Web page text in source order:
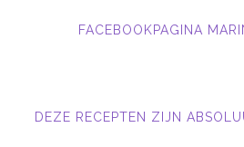
FACEBOOKPAGINA
DEZE RECEPTEN ZIJN